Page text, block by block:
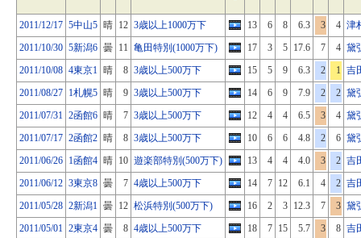
2011/12/17 5中山5 晴 12 3歳以上1000万下 13 6 8 6.3 3 4 津
2011/10/30 5新潟6 曇 11 亀田特別(1000万下) 17 3 5 17.6 7 4 黛
2011/10/08 4東京1 晴 8 3歳以上500万下 15 5 9 6.3 2 1 吉
2011/08/27 1札幌5 晴 9 3歳以上500万下 14 6 9 7.9 2 2 黛
2011/07/31 2函館6 晴 7 3歳以上500万下 12 4 4 6.5 3 4 黛
2011/07/17 2函館2 晴 8 3歳以上500万下 10 6 6 4.8 2 6 黛
2011/06/26 1函館4 晴 10 遊楽部特別(500万下) 13 4 4 4.0 3 2 吉
2011/06/12 3東京8 曇 7 4歳以上500万下 14 7 12 6.1 4 2 吉
2011/05/28 2新潟1 曇 12 松浜特別(500万下) 16 2 3 12.3 7 3 黛
2011/05/01 2東京4 曇 8 4歳以上500万下 18 7 15 5.7 3 8 吉